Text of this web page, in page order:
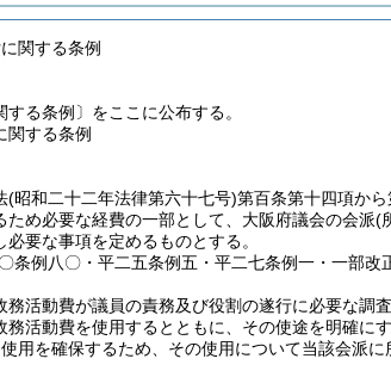
関する条例
する条例〕をここに公布する。
関する条例
(昭和二十二年法律第六十七号)第百条第十四項か
め必要な経費の一部として、大阪府議会の会派(
要な事項を定めるものとする。
条例八〇・平二五条例五・平二七条例一・一部改
務活動費が議員の責務及び役割の遂行に必要な調
活動費を使用するとともに、その使途を明確に
用を確保するため、その使用について当該会派